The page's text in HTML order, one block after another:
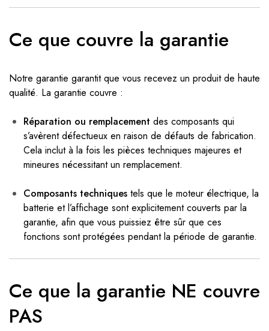
Ce que couvre la garantie
Notre garantie garantit que vous recevez un produit de haute
qualité. La garantie couvre :
Réparation ou remplacement des composants qui
s’avèrent défectueux en raison de défauts de fabrication.
Cela inclut à la fois les pièces techniques majeures et
mineures nécessitant un remplacement.
Composants techniques tels que le moteur électrique, la
batterie et l’affichage sont explicitement couverts par la
garantie, afin que vous puissiez être sûr que ces
fonctions sont protégées pendant la période de garantie.
Ce que la garantie NE couvre
PAS